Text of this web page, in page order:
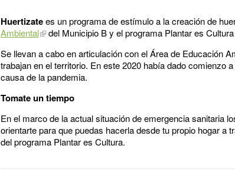
Huertizatees un programa de estímulo a la creación de
Ambiental
del Municipio B y el programa Plantar es
Se llevan a cabo en articulación con el Área de Educación
trabajan en el territorio. En este 2020 había dado comienzo
causa de la pandemia.
Tomate un tiempo
En el marco de la actual situación de emergencia sanitaria
orientarte para que puedas hacerla desde tu propio hogar
del programa Plantar es Cultura.